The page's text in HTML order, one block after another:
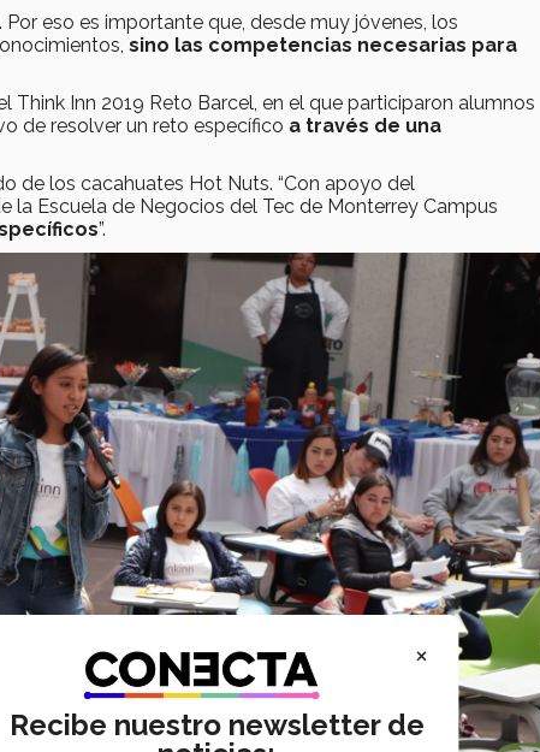
eso es importante que, desde muy jóvenes, los
sino las competencias necesarias para
Inn 2019 Reto Barcel, en el que participaron alumnos
de resolver un reto específico a través de una
de los cacahuates Hot Nuts. “Con apoyo del
Escuela de Negocios del Tec de Monterrey Campus
”.
×
Recibe nuestro newsletter de